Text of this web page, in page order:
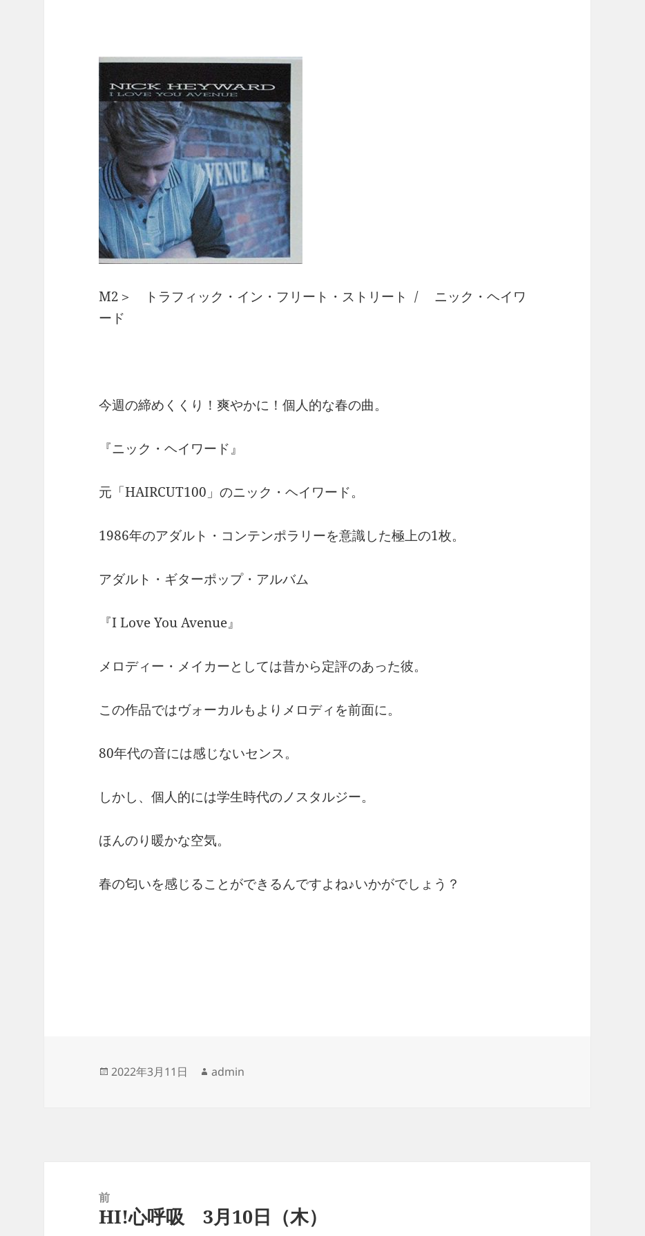
M2＞ トラフィック・イン・フリート・ストリート / ニック・ヘイワ
ード
今週の締めくくり！爽やかに！個人的な春の曲。
『ニック・ヘイワード』
元「HAIRCUT100」のニック・ヘイワード。
1986年のアダルト・コンテンポラリーを意識した極上の1枚。
アダルト・ギターポップ・アルバム
『I Love You Avenue』
メロディー・メイカーとしては昔から定評のあった彼。
この作品ではヴォーカルもよりメロディを前面に。
80年代の音には感じないセンス。
しかし、個人的には学生時代のノスタルジー。
ほんのり暖かな空気。
春の匂いを感じることができるんですよね♪いかがでしょう？
投
2022年3月11日
作
admin
前
前
HI!心呼吸 3月10日（木）